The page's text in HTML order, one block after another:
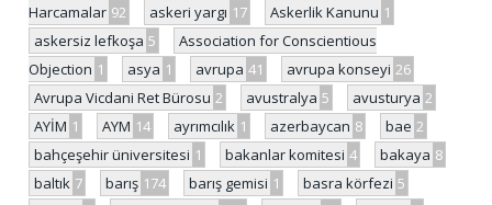
Harcamalar 92 askeri yargı 17 Askerlik Kanunu 1
askersiz lefkoşa 5
Association for Conscientious
Objection 1 asya 1 avrupa 41 avrupa konseyi 26
Avrupa Vicdani Ret Bürosu 2 avustralya 5 avusturya 2
AYİM 1 AYM 14 ayrımcılık 1 azerbaycan 8 bae 2
bahçeşehir üniversitesi 1 bakanlar komitesi 4 bakaya 8
baltık 7 barış 174 barış gemisi 1 basra körfezi 5